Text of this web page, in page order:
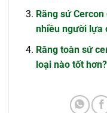
Răng sứ
nhiều người lựa
Răng toàn sứ
loại nào tốt hơn?